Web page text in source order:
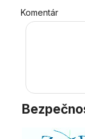
Komentár